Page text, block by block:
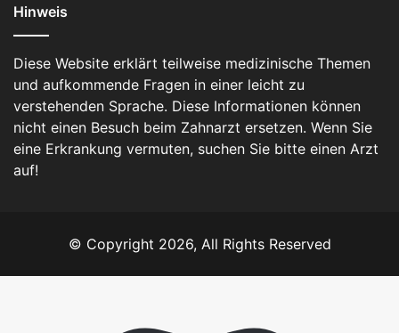
Hinweis
Diese Website erklärt teilweise medizinische Themen
und aufkommende Fragen in einer leicht zu
verstehenden Sprache. Diese Informationen können
nicht einen Besuch beim Zahnarzt ersetzen. Wenn Sie
eine Erkrankung vermuten, suchen Sie bitte einen Arzt
auf!
© Copyright 2026, All Rights Reserved